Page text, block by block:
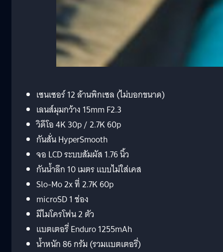
เซนเซอร์ 12 ล้านพิกเซล (ไม่บอกขนาด)
เลนส์มุมกว้าง 15mm F2.3
วิดีโอ 4K 30p / 2.7K 60p
กันสั่น HyperSmooth
จอ LCD ระบบสัมผัส 1.76 นิ้ว
กันน้ำลึก 10 เมตร แบบไม่ใส่เคส
Slo-Mo 2x ที่ 2.7K 60p
microSD 1 ช่อง
มีไมโครโฟน 2 ตัว
แบตเตอรี่ Enduro 1255mAh
น้ำหนัก 86 กรัม (รวมแบตเตอรี่)